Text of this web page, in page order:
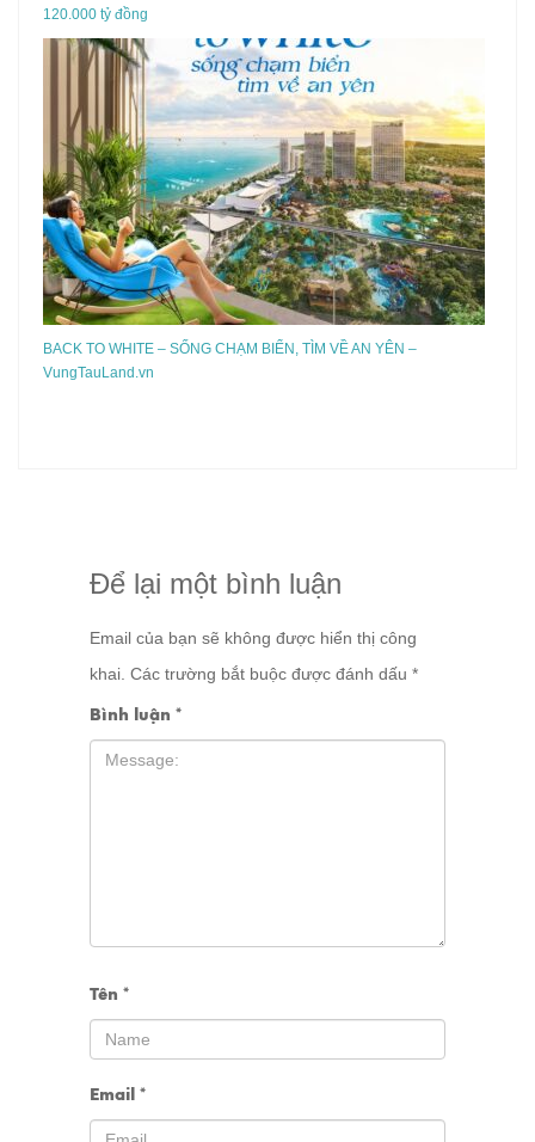
120.000 tỷ đồng
BACK TO WHITE – SỐNG CHẠM BIỂN, TÌM VỀ AN YÊN –
VungTauLand.vn
Để lại một bình luận
Email của bạn sẽ không được hiển thị công
khai. Các trường bắt buộc được đánh dấu *
Bình luận *
Tên *
Email *